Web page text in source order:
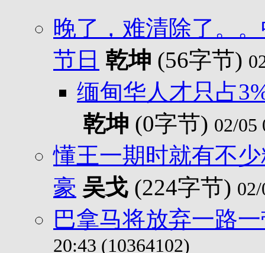
晚了，难清除了。
节日 乾坤 (56字节)
缅甸华人才只占
乾坤 (0字节) 02/05
懂王一期时就有不
豪 吴戈 (224字节)
巴拿马将放弃一路
20:43 (10364102)